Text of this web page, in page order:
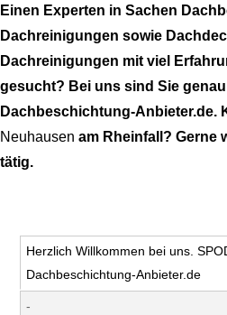
Einen Experten in Sachen
Dachreinigungen sowie
Dachreinigungen mit viel
gesucht? Bei uns sind Sie
Dachbeschichtung-Anbieter.de.
Neuhausen am Rheinfall? Gerne
tätig.
Herzlich Willkommen bei uns.
Dachbeschichtung-Anbieter.de
-